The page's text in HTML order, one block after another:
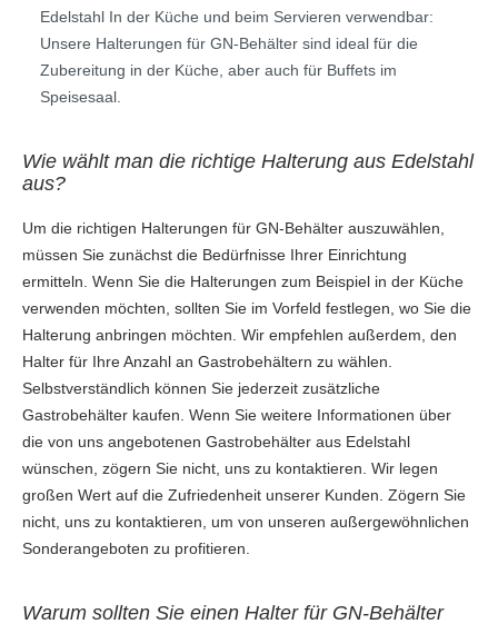
Edelstahl In der Küche und beim Servieren verwendbar:
Unsere Halterungen für GN-Behälter sind ideal für die
Zubereitung in der Küche, aber auch für Buffets im
Speisesaal.
Wie wählt man die richtige Halterung aus Edelstahl
aus?
Um die richtigen Halterungen für GN-Behälter auszuwählen,
müssen Sie zunächst die Bedürfnisse Ihrer Einrichtung
ermitteln. Wenn Sie die Halterungen zum Beispiel in der Küche
verwenden möchten, sollten Sie im Vorfeld festlegen, wo Sie die
Halterung anbringen möchten. Wir empfehlen außerdem, den
Halter für Ihre Anzahl an Gastrobehältern zu wählen.
Selbstverständlich können Sie jederzeit zusätzliche
Gastrobehälter kaufen. Wenn Sie weitere Informationen über
die von uns angebotenen Gastrobehälter aus Edelstahl
wünschen, zögern Sie nicht, uns zu kontaktieren. Wir legen
großen Wert auf die Zufriedenheit unserer Kunden. Zögern Sie
nicht, uns zu kontaktieren, um von unseren außergewöhnlichen
Sonderangeboten zu profitieren.
Warum sollten Sie einen Halter für GN-Behälter